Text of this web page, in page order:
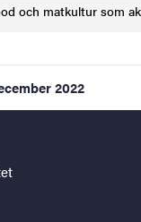
och matkultur som
2022